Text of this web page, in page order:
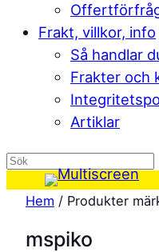
Frakt, villkor, info
Så handlar
Frakter och
Artiklar
Hoppa
Hem / Produkter
mspiko